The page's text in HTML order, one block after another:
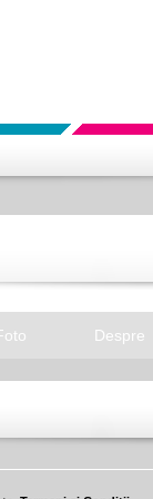
Despre